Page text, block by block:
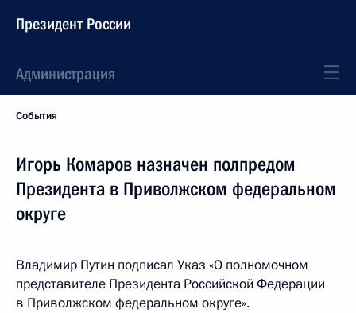
Президент России
Администрация
События
Игорь Комаров назначен полпредом
Президента в Приволжском федеральном
округе
Владимир Путин подписал Указ «О полномочном
представителе Президента Российской Федерации
в Приволжском федеральном округе».